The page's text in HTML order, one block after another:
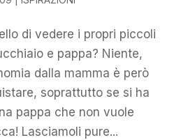
di vedere i propri piccoli
e pappa? Niente,
dalla mamma è però
soprattutto se si ha
pappa che non vuole
Lasciamoli pure...